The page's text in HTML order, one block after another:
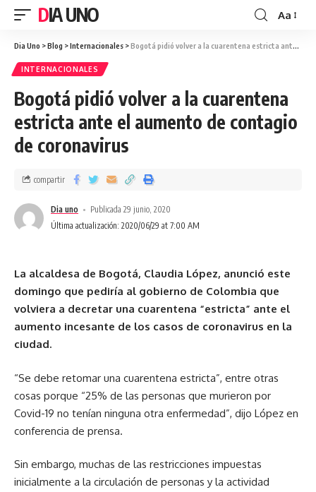
DIA UNO Aa
Dia Uno >Blog >Internacionales >Bogotá pidió volver a la cuarentena estricta ante el aumento de contagio de coronavirus
INTERNACIONALES
Bogotá pidió volver a la cuarentena
estricta ante el aumento de contagio
de coronavirus
Última actualización: 2020/06/29 at 7:00 AM
Dia uno Publicada 29 junio, 2020
compartir
La alcaldesa de Bogotá, Claudia López, anunció este
domingo que pediría al gobierno de Colombia que
volviera a decretar una cuarentena “estricta” ante el
aumento incesante de los casos de coronavirus en la
ciudad.
“Se debe retomar una cuarentena estricta”, entre otras
cosas porque “25% de las personas que murieron por
Covid-19 no tenían ninguna otra enfermedad”, dijo López en
conferencia de prensa.
Sin embargo, muchas de las restricciones impuestas
inicialmente a la circulación de personas y la actividad